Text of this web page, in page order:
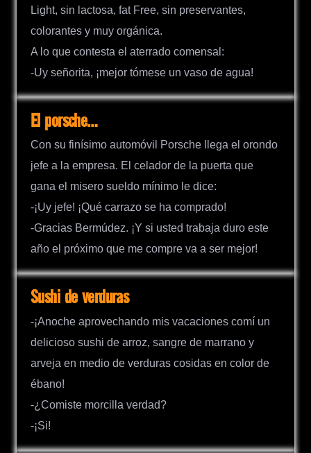
Light, sin lactosa, fat Free, sin preservantes,
colorantes y muy orgánica.
A lo que contesta el aterrado comensal:
-Uy señorita, ¡mejor tómese un vaso de agua!
El porsche…
Con su finísimo automóvil Porsche llega el orondo
jefe a la empresa. El celador de la puerta que
gana el misero sueldo mínimo le dice:
-¡Uy jefe! ¡Qué carrazo se ha comprado!
-Gracias Bermúdez. ¡Y si usted trabaja duro este
año el próximo que me compre va a ser mejor!
Sushi de verduras
-¡Anoche aprovechando mis vacaciones comí un
delicioso sushi de arroz, sangre de marrano y
arveja en medio de verduras cosidas en color de
ébano!
-¿Comiste morcilla verdad?
-¡Si!